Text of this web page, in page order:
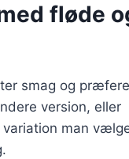
fløde
smag og
version, eller
man